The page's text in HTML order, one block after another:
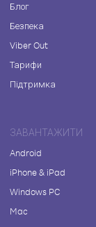
Блог
Безпека
Viber Out
Тарифи
Підтримка
ЗАВАНТАЖИТИ
Android
iPhone & iPad
Windows PC
Mac